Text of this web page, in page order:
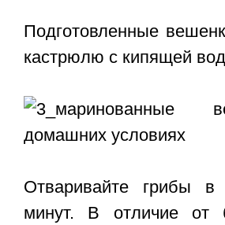
Подготовленные
кастрюлю с кипящей
Отваривайте грибы в
минут. В отличие от